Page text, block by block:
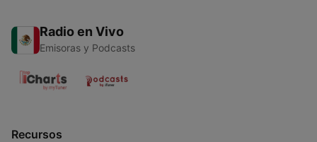
Radio en Vivo
Emisoras y Podcasts
Recursos